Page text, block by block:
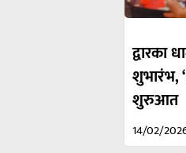
द्वारका
शुभारंभ,
शुरुआत
14/02/